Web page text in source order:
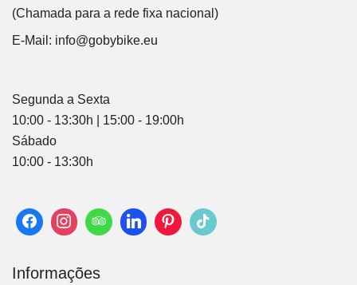
(Chamada para a rede fixa nacional)
E-Mail: info@gobybike.eu
Segunda a Sexta
10:00 - 13:30h | 15:00 - 19:00h
Sábado
10:00 - 13:30h
Informações